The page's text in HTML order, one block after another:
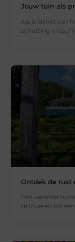
Jouw tuin als
Als je denkt aan
schutting
Ontdek de rust
Een veranda
te toveren tot